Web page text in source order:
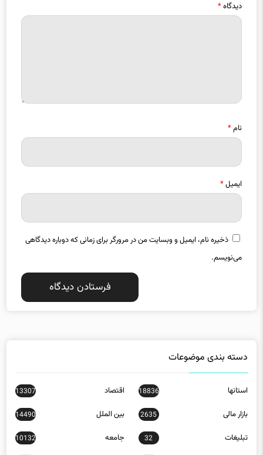
دیدگاه*
نام*
ایمیل*
ذخیره نام، ایمیل و وبسایت من در مرورگر برای زمانی که دوباره دیدگاهی
می‌نویسم.
دسته بندی موضوعات
استانها 18836 اقتصاد 13307
بازار مالی 2635 بین الملل 14490
تبلیغات 32 جامعه 10132